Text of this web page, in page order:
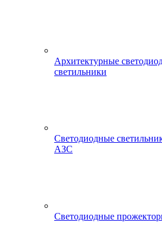
Архитектурные
светильники
Светодиодные
АЗС
Светодиодные